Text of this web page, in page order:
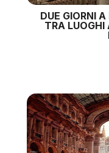
DUE GIORNI
TRA LUOGHI